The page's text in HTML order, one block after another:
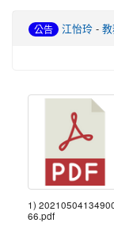
公告 江怡玲 -
1)
66.pdf